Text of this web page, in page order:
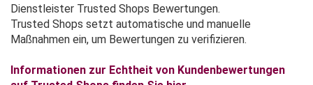
Dienstleister Trusted Shops Bewertungen.
Trusted Shops setzt automatische und manuelle
Maßnahmen ein, um Bewertungen zu verifizieren.
Informationen zur Echtheit von Kundenbewertungen